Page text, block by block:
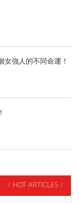
強人的不同命運！
/ HOT ARTICLES /